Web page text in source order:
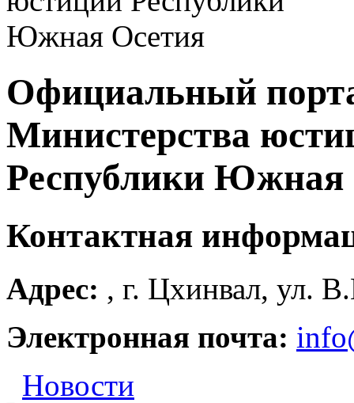
Официальный
Министерства
Республики Южная
Контактная
Адрес: , г. Цхинвал, ул.
Электронная почта:
Новости